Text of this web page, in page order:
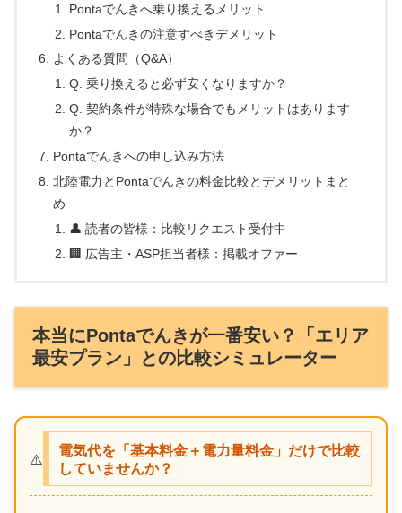
Pontaでんきへ乗り換えるメリット
Pontaでんきの注意すべきデメリット
よくある質問（Q&A）
Q. 乗り換えると必ず安くなりますか？
Q. 契約条件が特殊な場合でもメリットはあります
か？
Pontaでんきへの申し込み方法
北陸電力とPontaでんきの料金比較とデメリットまと
め
👤 読者の皆様：比較リクエスト受付中
🏢 広告主・ASP担当者様：掲載オファー
本当にPontaでんきが一番安い？「エリア
最安プラン」との比較シミュレーター
⚠️
電気代を「基本料金＋電力量料金」だけで比較
していませんか？